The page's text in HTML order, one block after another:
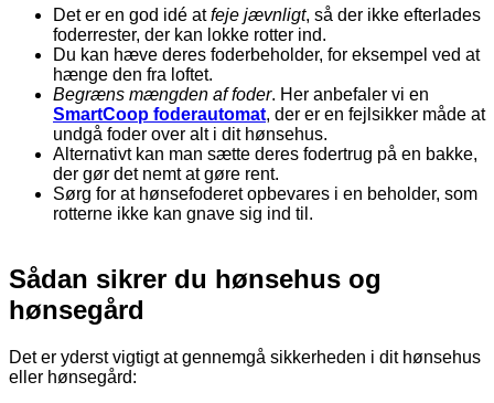
Det er en god idé atfeje jævnligt, så der ikke efterlades
foderrester, der kan lokke rotter ind.
Du kan hæve deres foderbeholder, for eksempel ved at
hænge den fra loftet.
Begræns mængden af foder. Her anbefaler vi en
SmartCoop foderautomat, der er en fejlsikker måde at
undgå foder over alt i dit hønsehus.
Alternativt kan man sætte deres fodertrug på en bakke,
der gør det nemt at gøre rent.
Sørg for at hønsefoderet opbevares i en beholder, som
rotterne ikke kan gnave sig ind til.
Sådan sikrer du hønsehus og
hønsegård
Det er yderst vigtigt at gennemgå sikkerheden i dit hønsehus
eller hønsegård: